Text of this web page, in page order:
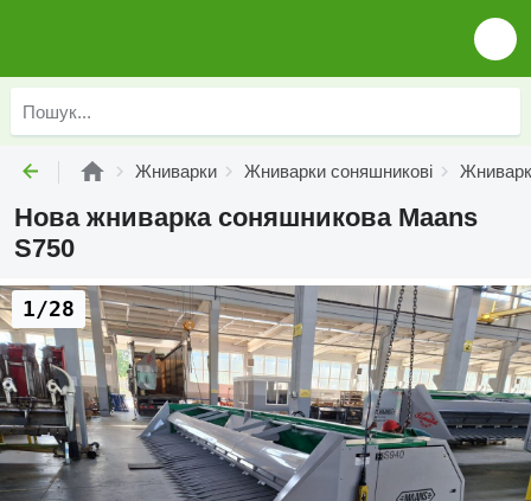
Жниварки Жниварки соняшникові
Нова жниварка соняшникова Maans
S750
1/28